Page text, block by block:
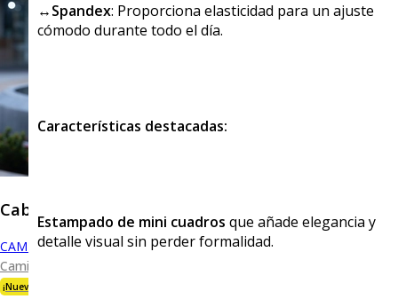
Caballero
CAMISAS
Camisa Premium Bambú
¡Nueva Colección!
↔️Spandex: Proporciona elasticidad para un ajuste
cómodo durante todo el día.
Características destacadas:
Estampado de mini cuadros que añade elegancia y
detalle visual sin perder formalidad.